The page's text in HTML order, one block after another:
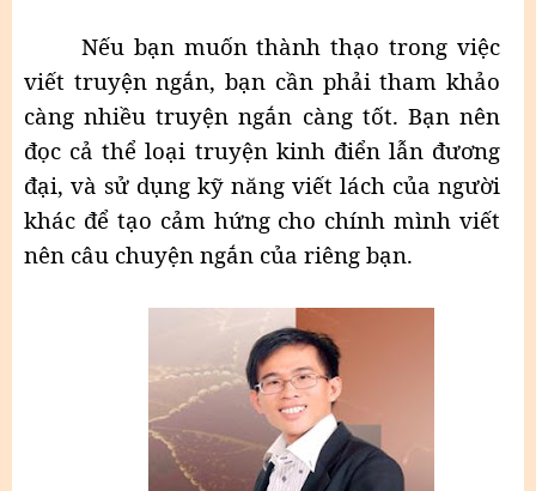
Nếu bạn muốn thành thạo trong việc
viết truyện ngắn, bạn cần phải tham khảo
càng nhiều truyện ngắn càng tốt. Bạn nên
đọc cả thể loại truyện kinh điển lẫn đương
đại, và sử dụng kỹ năng viết lách của người
khác để tạo cảm hứng cho chính mình viết
nên câu chuyện ngắn của riêng bạn.